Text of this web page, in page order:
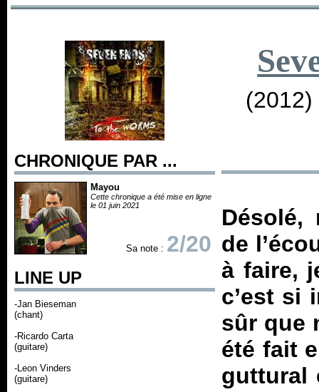
CHRONIQUE PAR ...
Mayou
Cette chronique a été mise en ligne
le 01 juin 2021
Sa note : 2/20
LINE UP
-Jan Bieseman
(chant)
-Ricardo Carta
(guitare)
-Leon Vinders
(guitare)
Désolé,
de
à faire,
c’est si
sûr que
été fait
guttural